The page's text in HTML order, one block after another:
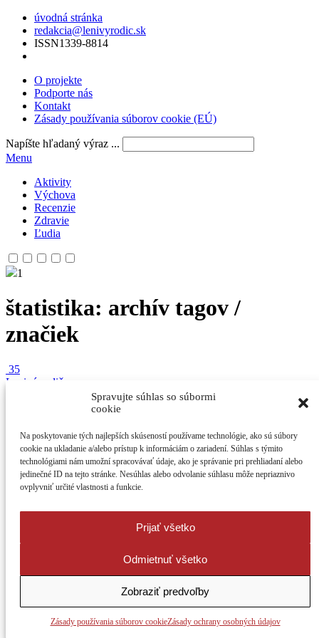
Spravujte súhlas so súbormi
cookie
Na poskytovanie tých najlepších skúseností používame technológie, ako sú súbory
cookie na ukladanie a/alebo prístup k informáciám o zariadení. Súhlas s týmito
technológiami nám umožní spracovávať údaje, ako je správanie pri prehliadaní alebo
jedinečné ID na tejto stránke. Nesúhlas alebo odvolanie súhlasu môže nepriaznivo
ovplyvniť určité vlastnosti a funkcie.
Prijať všetko
Odmietnuť všetko
Zobraziť predvoľby
Zásady používania súborov cookieZásady ochrany osobných údajov
úvodná stránka
redakcia@lenivyrodic.sk
ISSN1339-8814
O projekte
Podporte nás
Kontakt
Zásady používania súborov cookie (EÚ)
Napíšte hľadaný výraz ...
Menu
Aktivity
Výchova
Recenzie
Zdravie
Ľudia
1
štatistika: archív tagov /
značiek
35
Lenivý rodič
Trošku sme bilancovali a vytvorili sme z čísel takúto ilustračnú
infografiku. Za uplynulý ...